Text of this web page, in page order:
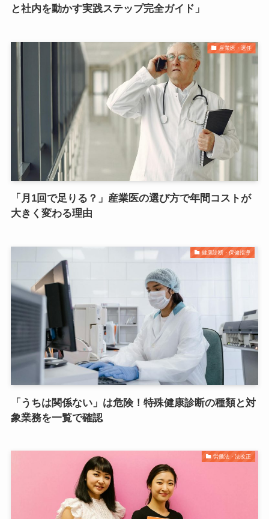
と社内を動かす実践ステップ完全ガイド」
産業医・選任
「月1回で足りる？」産業医の選び方で年間コストが
大きく変わる理由
健康診断・保健指導
「うちは関係ない」は危険！特殊健康診断の種類と対
象業務を一覧で確認
労働法・法改正